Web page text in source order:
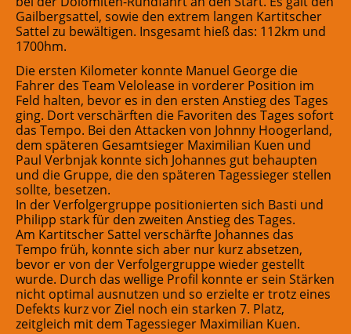
Gailbergsattel, sowie den extrem langen Kartitscher
Sattel zu bewältigen. Insgesamt hieß das: 112km und
1700hm.
Die ersten Kilometer konnte Manuel George die
Fahrer des Team Velolease in vorderer Position im
Feld halten, bevor es in den ersten Anstieg des Tages
ging. Dort verschärften die Favoriten des Tages sofort
das Tempo. Bei den Attacken von Johnny Hoogerland,
dem späteren Gesamtsieger Maximilian Kuen und
Paul Verbnjak konnte sich Johannes gut behaupten
und die Gruppe, die den späteren Tagessieger stellen
sollte, besetzen.
In der Verfolgergruppe positionierten sich Basti und
Philipp stark für den zweiten Anstieg des Tages.
Am Kartitscher Sattel verschärfte Johannes das
Tempo früh, konnte sich aber nur kurz absetzen,
bevor er von der Verfolgergruppe wieder gestellt
wurde. Durch das wellige Profil konnte er sein Stärken
nicht optimal ausnutzen und so erzielte er trotz eines
Defekts kurz vor Ziel noch ein starken 7. Platz,
zeitgleich mit dem Tagessieger Maximilian Kuen.